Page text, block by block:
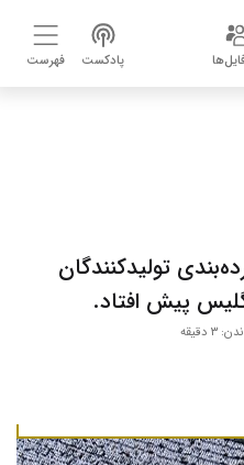
پادکست فهرست
رده‌بندی تولیدکنندگان
پیش افتاد.
دقیقه